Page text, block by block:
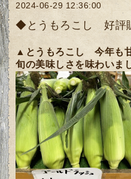
2024-06-29 12:36:00
◆とうもろこし 好評
▲とうもろこし 今年も
旬の美味しさを味わいま